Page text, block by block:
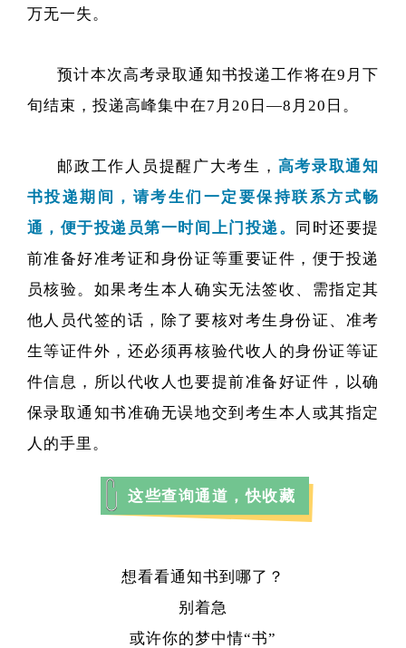
万无一失。
预计本次高考录取通知书投递工作将在9月下
旬结束，投递高峰集中在7月20日—8月20日。
邮政工作人员提醒广大考生， 高考录取通知
书投递期间，请考生们一定要保持联系方式畅
通，便于投递员第一时间上门投递。
同时还要提
前准备好准考证和身份证等重要证件，便于投递
员核验。如果考生本人确实无法签收、需指定其
他人员代签的话，除了要核对考生身份证、准考
生等证件外，还必须再核验代收人的身份证等证
件信息，所以代收人也要提前准备好证件，以确
保录取通知书准确无误地交到考生本人或其指定
人的手里。
这些查询通道，快收藏
想看看通知书到哪了？
别着急
或许你的梦中情“书”